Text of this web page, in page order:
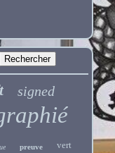
signed
preuve vert